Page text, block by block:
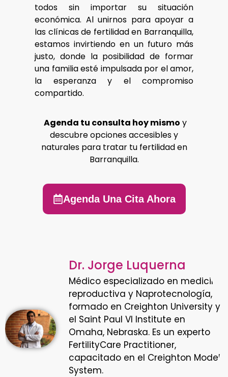
todos sin importar su situación
económica. Al unirnos para apoyar a
las clínicas de fertilidad en Barranquilla,
estamos invirtiendo en un futuro más
justo, donde la posibilidad de formar
una familia esté impulsada por el amor,
la esperanza y el compromiso
compartido.
Agenda tu consulta hoy mismo y
descubre opciones accesibles y
naturales para tratar tu fertilidad en
Barranquilla.
Agenda Una Cita Ahora
Dr. Jorge Luquerna
Médico especializado en medicina
reproductiva y Naprotecnología,
formado en Creighton University y
el Saint Paul VI Institute en
Omaha, Nebraska. Es un experto
FertilityCare Practitioner,
capacitado en el Creighton Model
System.